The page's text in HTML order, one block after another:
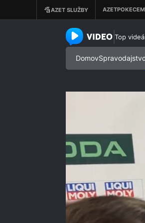
Top
Domov